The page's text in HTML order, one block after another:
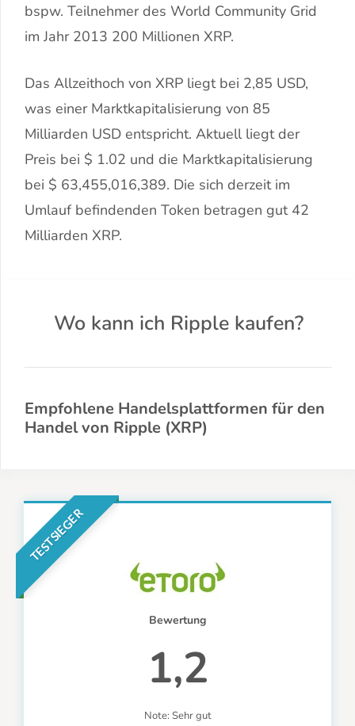
bspw. Teilnehmer des World Community Grid
im Jahr 2013 200 Millionen XRP.
Das Allzeithoch von XRP liegt bei 2,85 USD,
was einer Marktkapitalisierung von 85
Milliarden USD entspricht. Aktuell liegt der
Preis bei $ 1.02 und die Marktkapitalisierung
bei $ 63,455,016,389. Die sich derzeit im
Umlauf befindenden Token betragen gut 42
Milliarden XRP.
Wo kann ich Ripple kaufen?
Empfohlene Handelsplattformen für den
Handel von Ripple (XRP)
TESTSIEGER
Bewertung
1,2
Note: Sehr gut